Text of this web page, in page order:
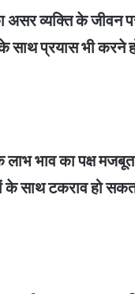
व्यक्ति के जीवन
प्रयास भी करने
लाभ भाव का पक्ष
साथ टकराव हो